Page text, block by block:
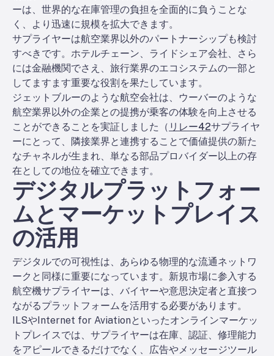
ーは、世界的な在庫管理の負担を全面的に負うことな
く、より迅速に規模を拡大できます。
サプライヤーは航空業界以外のパートナーシップも検討
すべきです。ホテルチェーン、ライドシェア会社、さら
には金融機関でさえ、旅行業界のエコシステムの一部と
してますます重要な役割を果たしています。
ジェットブルーのような航空会社は、ウーバーのような
航空業界以外の企業との提携が乗客の体験を向上させる
ことができることを実証しました（ リレー42サプライヤ
ーにとって、隣接業界と連携することで価値提供の新た
なチャネルが生まれ、単なる部品プロバイダー以上の存
在としての地位を確立できます。
デジタルプラットフォー
ムとマーケットプレイス
の活用
デジタルでの可視性は、あらゆる物理的な流通ネットワ
ークと同様に重要になっています。新規市場に参入する
航空機サプライヤーは、バイヤーや意思決定者と直接つ
ながるプラットフォームを活用する必要があります。
ILSやInternet for Aviationといったオンラインマーケッ
トプレイスでは、サプライヤーは在庫、認証、修理能力
をアピールできるだけでなく、広告やメッセージツール